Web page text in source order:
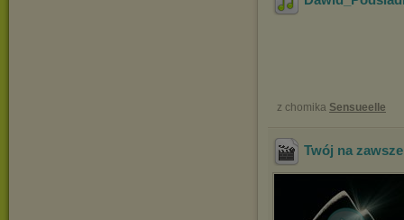
z chomika Sensueelle
Twój na